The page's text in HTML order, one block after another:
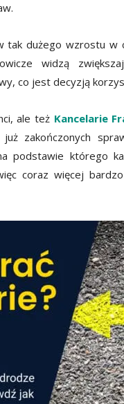
tak dużego wzrostu w
widzą
co jest decyzją
ale też Kancelarie
zakończonych
podstawie którego
coraz więcej